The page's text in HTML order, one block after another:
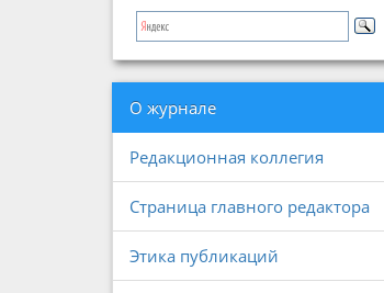
О журнале
Редакционная коллегия
Страница главного редактора
Этика публикаций